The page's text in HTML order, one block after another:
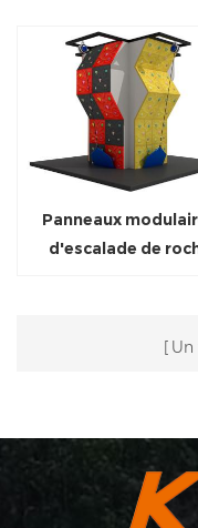
Panneaux
d'escalade de
Un